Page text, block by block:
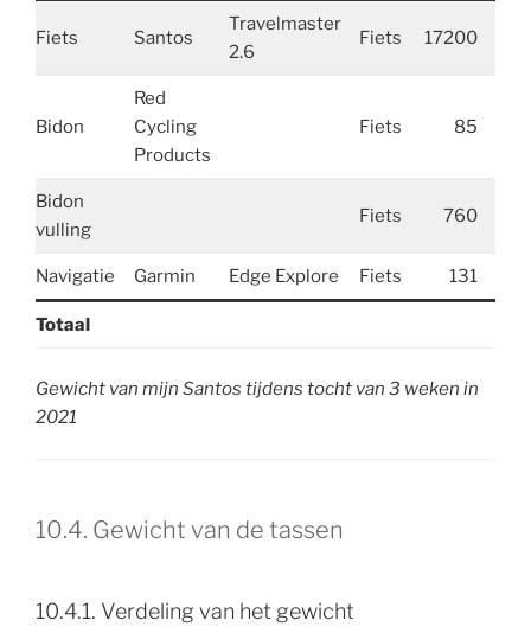
Fiets Santos
Travelmaster
2.6
Fiets 17200
Bidon
Red
Cycling
Products
Fiets 85
Bidon
vulling
Fiets 760
Navigatie Garmin Edge Explore Fiets 131
Totaal
Gewicht van mijn Santos tijdens tocht van 3 weken in
2021
10.4. Gewicht van de tassen
10.4.1. Verdeling van het gewicht